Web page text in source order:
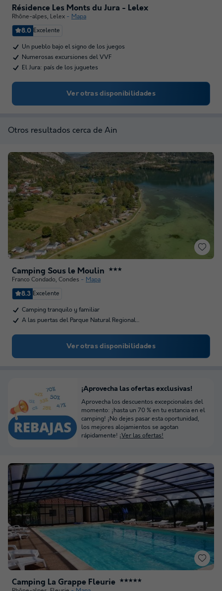
Résidence Les Monts du Jura - Lelex
Rhône-alpes, Lelex Mapa
8.0 Excelente
Un pueblo bajo el signo de los juegos
Numerosas excursiones del VVF
El Jura: país de los juguetes
Ver otras disponibilidades
Otros resultados cerca de Ain
Camping Sous le Moulin ★★★
Franco Condado, Condes Mapa
8.3 Excelente
Camping tranquilo y familiar
A las puertas del Parque Natural Regional…
Ver otras disponibilidades
Camping La Grappe Fleurie ★★★★★
¡Aprovecha las ofertas exclusivas!
Aprovecha los descuentos excepcionales del
momento: ¡hasta un 70 % en tu estancia en el
camping! ¡No dejes pasar esta oportunidad,
los mejores alojamientos se agotan
rápidamente! ¡Ver las ofertas!